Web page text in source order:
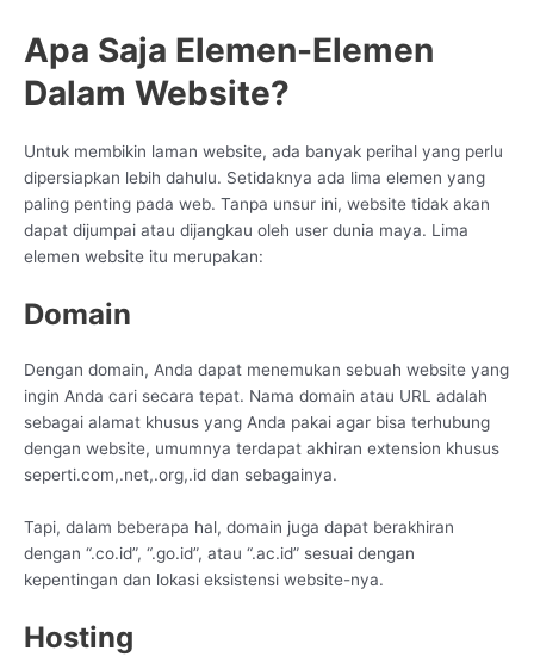
Apa Saja Elemen-Elemen
Dalam Website?
Untuk membikin laman website, ada banyak perihal yang perlu
dipersiapkan lebih dahulu. Setidaknya ada lima elemen yang
paling penting pada web. Tanpa unsur ini, website tidak akan
dapat dijumpai atau dijangkau oleh user dunia maya. Lima
elemen website itu merupakan:
Domain
Dengan domain, Anda dapat menemukan sebuah website yang
ingin Anda cari secara tepat. Nama domain atau URL adalah
sebagai alamat khusus yang Anda pakai agar bisa terhubung
dengan website, umumnya terdapat akhiran extension khusus
seperti.com,.net,.org,.id dan sebagainya.
Tapi, dalam beberapa hal, domain juga dapat berakhiran
dengan “.co.id”, “.go.id”, atau “.ac.id” sesuai dengan
kepentingan dan lokasi eksistensi website-nya.
Hosting